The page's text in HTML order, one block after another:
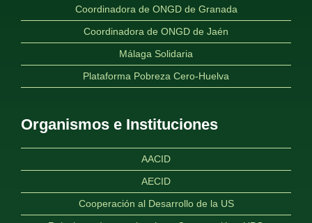
Coordinadora de ONGD de Granada
Coordinadora de ONGD de Jaén
Málaga Solidaria
Plataforma Pobreza Cero-Huelva
Organismos e Instituciones
AACID
AECID
Cooperación al Desarrollo de la US